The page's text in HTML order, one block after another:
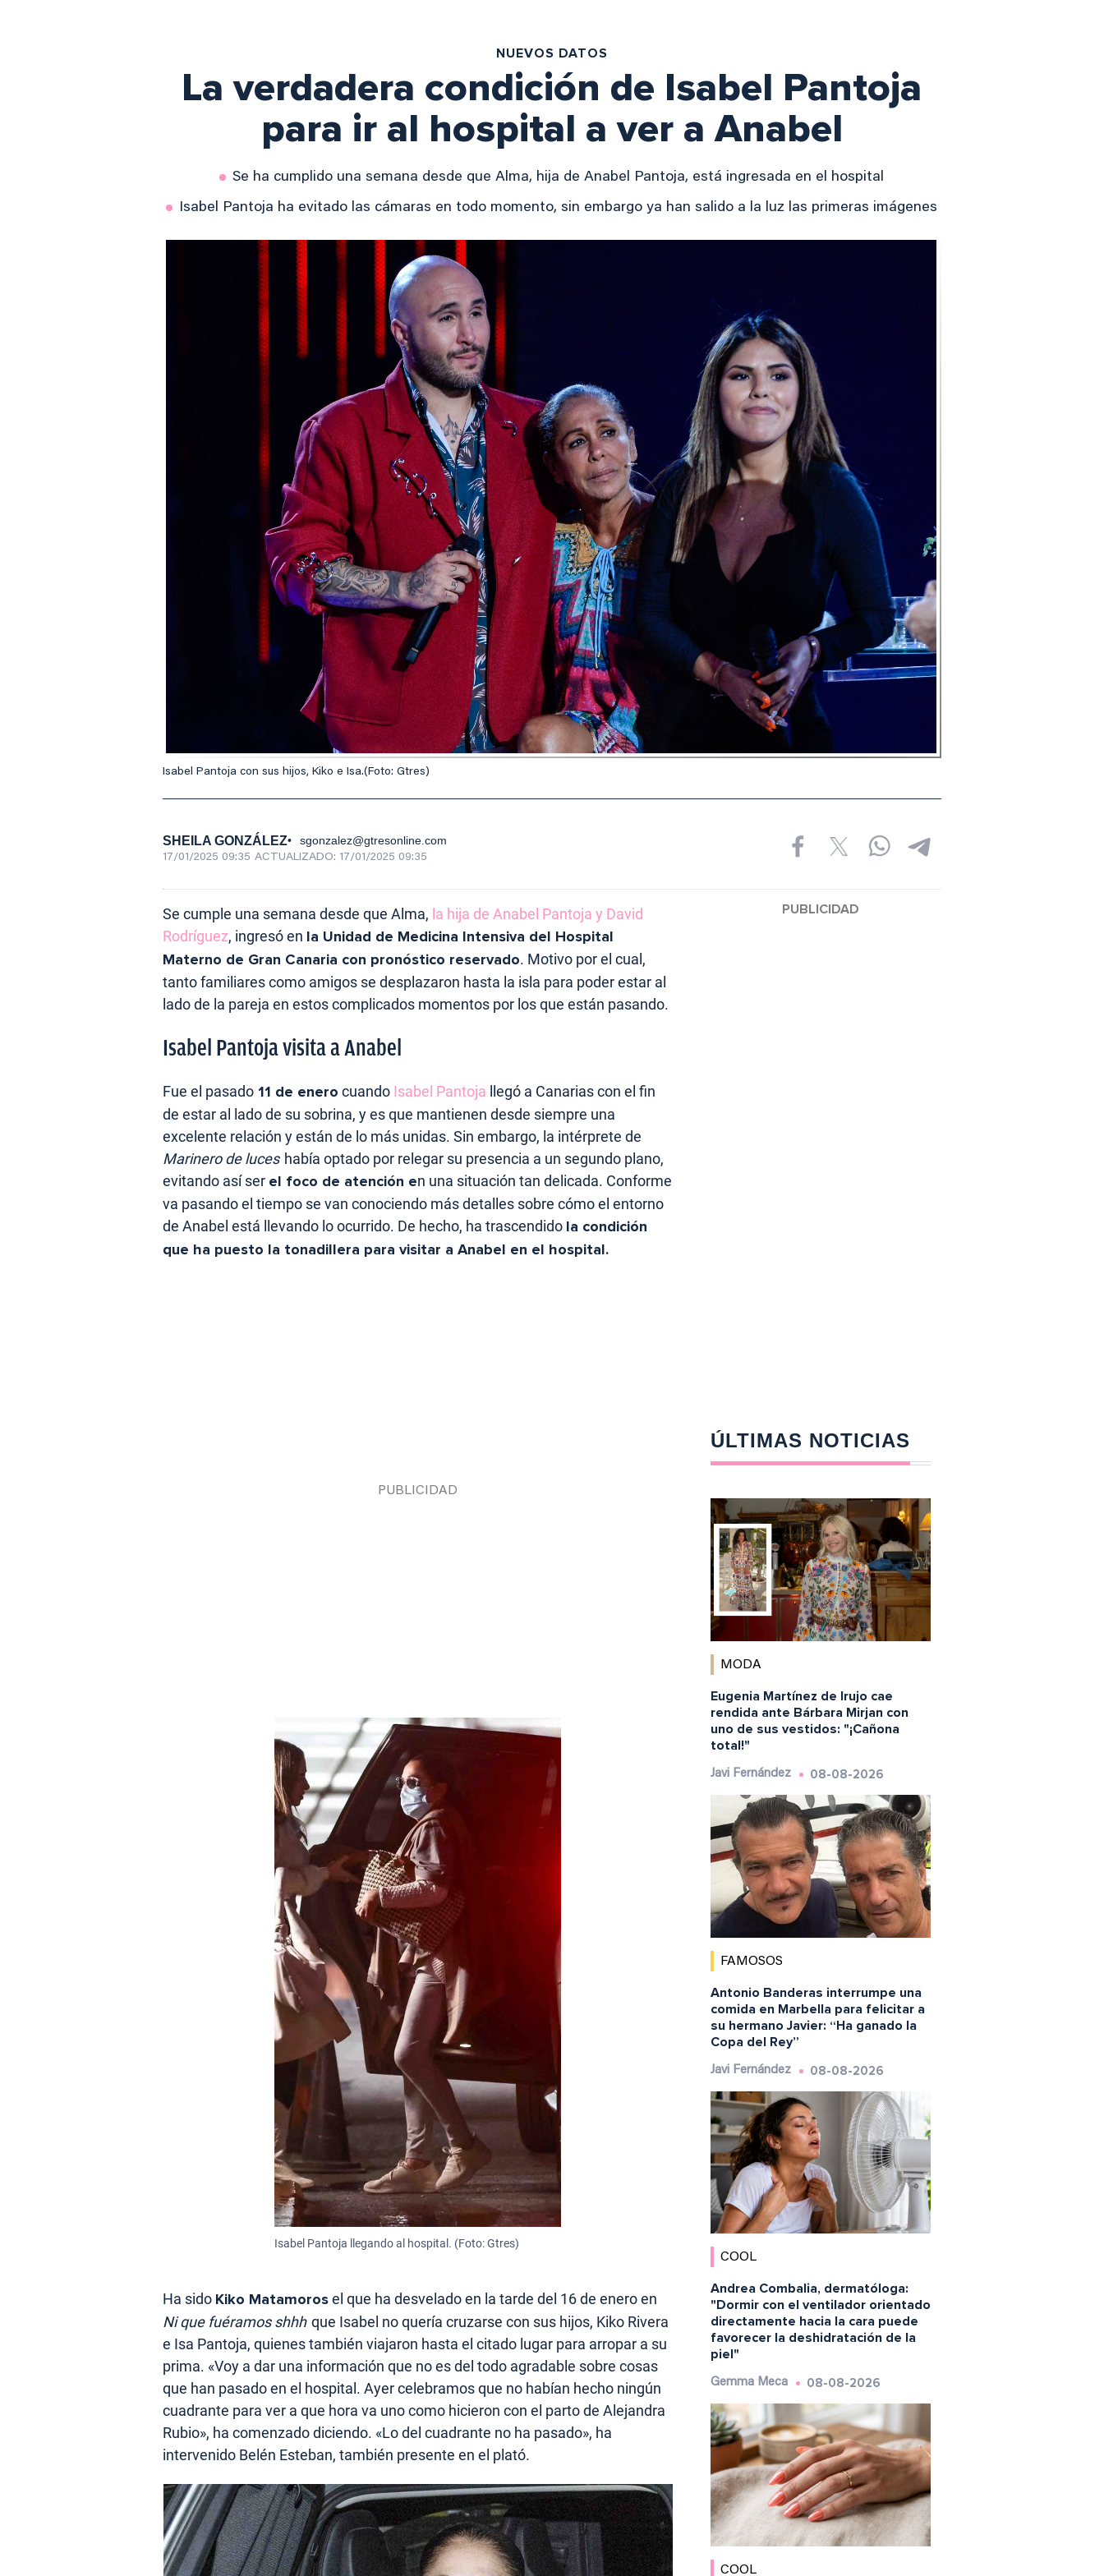
NUEVOS DATOS
La verdadera condición de Isabel Pantoja
para ir al hospital a ver a Anabel
Se ha cumplido una semana desde que Alma, hija de Anabel Pantoja, está ingresada en el hospital
Isabel Pantoja ha evitado las cámaras en todo momento, sin embargo ya han salido a la luz las primeras imágenes
Isabel Pantoja con sus hijos, Kiko e Isa.(Foto: Gtres)
SHEILA GONZÁLEZ sgonzalez@gtresonline.com
17/01/2025 09:35 ACTUALIZADO: 17/01/2025 09:35
Se cumple una semana desde que Alma, la hija de Anabel Pantoja y David
Rodríguez, ingresó en la Unidad de Medicina Intensiva del Hospital
Materno de Gran Canaria con pronóstico reservado. Motivo por el cual,
tanto familiares como amigos se desplazaron hasta la isla para poder estar al
lado de la pareja en estos complicados momentos por los que están pasando.
Isabel Pantoja visita a Anabel
Fue el pasado 11 de enero cuando Isabel Pantoja llegó a Canarias con el fin
de estar al lado de su sobrina, y es que mantienen desde siempre una
excelente relación y están de lo más unidas. Sin embargo, la intérprete de
Marinero de luces había optado por relegar su presencia a un segundo plano,
evitando así ser el foco de atención en una situación tan delicada. Conforme
va pasando el tiempo se van conociendo más detalles sobre cómo el entorno
de Anabel está llevando lo ocurrido. De hecho, ha trascendido la condición
que ha puesto la tonadillera para visitar a Anabel en el hospital.
Isabel Pantoja llegando al hospital. (Foto: Gtres)
Ha sido Kiko Matamorosel que ha desvelado en la tarde del 16 de enero en
Ni que fuéramos shhh que Isabel no quería cruzarse con sus hijos, Kiko Rivera
e Isa Pantoja, quienes también viajaron hasta el citado lugar para arropar a su
prima. «Voy a dar una información que no es del todo agradable sobre cosas
que han pasado en el hospital. Ayer celebramos que no habían hecho ningún
cuadrante para ver a que hora va uno como hicieron con el parto de Alejandra
Rubio», ha comenzado diciendo. «Lo del cuadrante no ha pasado», ha
intervenido Belén Esteban, también presente en el plató.
ÚLTIMAS NOTICIAS
MODA
Eugenia Martínez de Irujo cae
rendida ante Bárbara Mirjan con
uno de sus vestidos: "¡Cañona
total!"
Javi Fernández 08-08-2026
FAMOSOS
Antonio Banderas interrumpe una
comida en Marbella para felicitar a
su hermano Javier: “Ha ganado la
Copa del Rey”
Javi Fernández 08-08-2026
COOL
Andrea Combalia, dermatóloga:
"Dormir con el ventilador orientado
directamente hacia la cara puede
favorecer la deshidratación de la
piel"
Gemma Meca 08-08-2026
COOL